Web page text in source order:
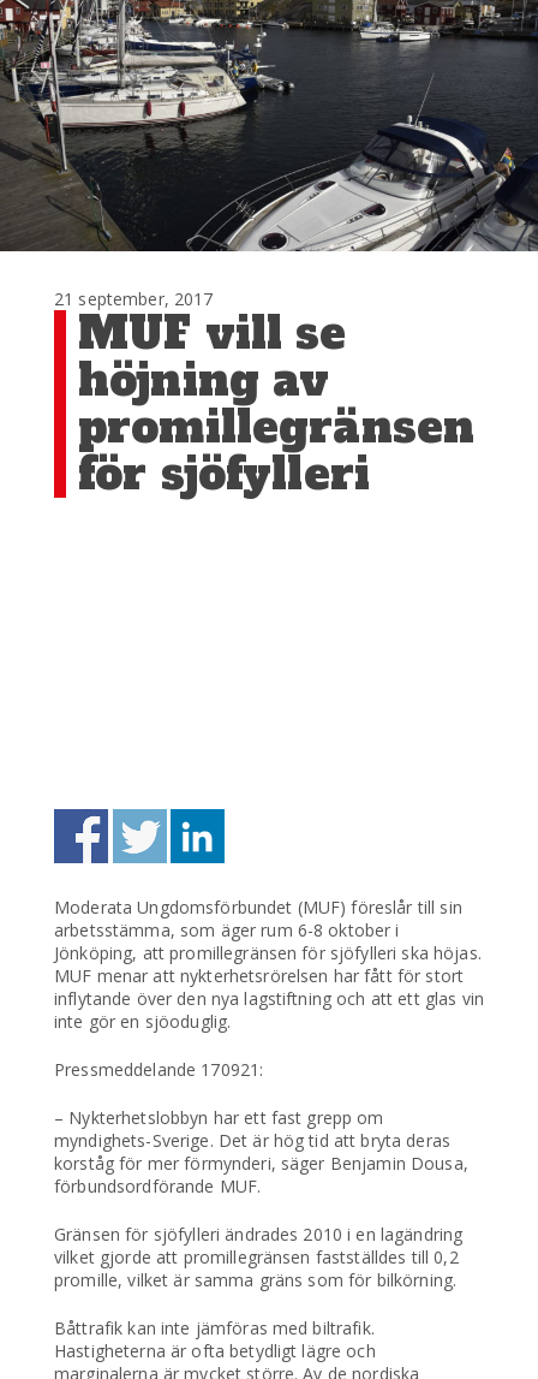
21 september, 2017
MUF vill se
höjning av
promillegränsen
för sjöfylleri
Moderata Ungdomsförbundet (MUF) föreslår till sin
arbetsstämma, som äger rum 6-8 oktober i
Jönköping, att promillegränsen för sjöfylleri ska höjas.
MUF menar att nykterhetsrörelsen har fått för stort
inflytande över den nya lagstiftning och att ett glas vin
inte gör en sjöoduglig.
Pressmeddelande 170921:
– Nykterhetslobbyn har ett fast grepp om
myndighets-Sverige. Det är hög tid att bryta deras
korståg för mer förmynderi, säger Benjamin Dousa,
förbundsordförande MUF.
Gränsen för sjöfylleri ändrades 2010 i en lagändring
vilket gjorde att promillegränsen fastställdes till 0,2
promille, vilket är samma gräns som för bilkörning.
Båttrafik kan inte jämföras med biltrafik.
Hastigheterna är ofta betydligt lägre och
marginalerna är mycket större. Av de nordiska